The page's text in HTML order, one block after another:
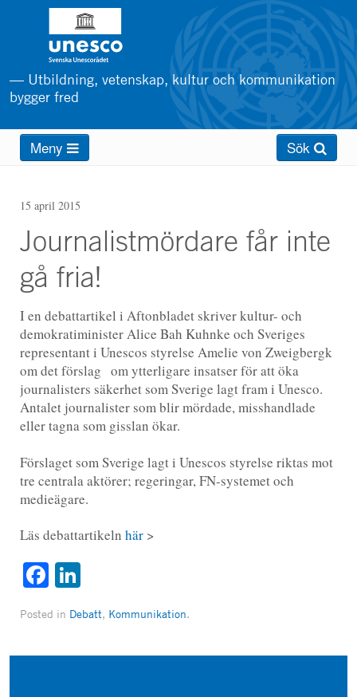
huvudinnehåll
— Utbildning, vetenskap, kultur och kommunikation
bygger fred
Main
menuMeny Sök
15 april 2015
Journalistmördare får inte
gå fria!
I en debattartikel i Aftonbladet skriver kultur- och
demokratiminister Alice Bah Kuhnke och Sveriges
representant i Unescos styrelse Amelie von Zweigbergk
om det förslag om ytterligare insatser för att öka
journalisters säkerhet som Sverige lagt fram i Unesco.
Antalet journalister som blir mördade, misshandlade
eller tagna som gisslan ökar.
Förslaget som Sverige lagt i Unescos styrelse riktas mot
tre centrala aktörer; regeringar, FN-systemet och
medieägare.
Läs debattartikeln här>
Facebook
LinkedIn
Posted in Debatt, Kommunikation.